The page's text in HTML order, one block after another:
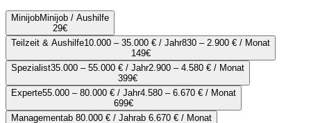
MinijobMinijob / Aushilfe
29€
Teilzeit & Aushilfe10.000 – 35.000 € / Jahr830 – 2.900 € / Monat
149€
Spezialist35.000 – 55.000 € / Jahr2.900 – 4.580 € / Monat
399€
Experte55.000 – 80.000 € / Jahr4.580 – 6.670 € / Monat
699€
Managementab 80.000 € / Jahrab 6.670 € / Monat